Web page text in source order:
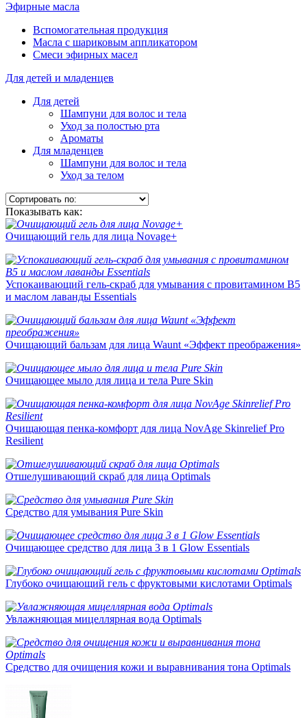
Эфирные масла
Вспомогательная продукция
Масла с шариковым аппликатором
Смеси эфирных масел
Для детей и младенцев
Для детей
Шампуни для волос и тела
Уход за полостью рта
Ароматы
Для младенцев
Шампуни для волос и тела
Уход за телом
Показывать как:
Очищающий гель для лица Novage+
Успокаивающий гель-скраб для умывания с провитамином В5
и маслом лаванды Essentials
Очищающий бальзам для лица Waunt «Эффект преображения»
Очищающее мыло для лица и тела Pure Skin
Очищающая пенка-комфорт для лица NovAge Skinrelief Pro
Resilient
Отшелушивающий скраб для лица Optimals
Средство для умывания Pure Skin
Очищающее средство для лица 3 в 1 Glow Essentials
Глубоко очищающий гель с фруктовыми кислотами Optimals
Увлажняющая мицеллярная вода Optimals
Средство для очищения кожи и выравнивания тона Optimals